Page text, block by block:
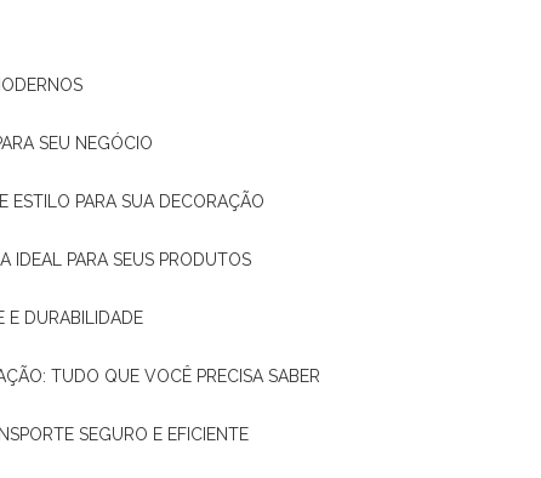
SEU NEGÓCIO
ESTILO PARA SUA DECORAÇÃO
IDEAL PARA SEUS PRODUTOS
E DURABILIDADE
TUDO QUE VOCÊ PRECISA SABER
SEGURO E EFICIENTE